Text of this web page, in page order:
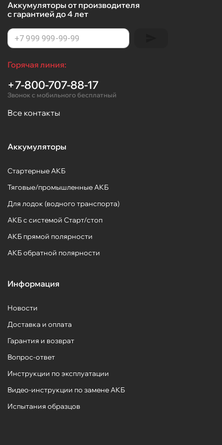
Аккумуляторы от производителя
с гарантией до 4 лет
Горячая линия:
+7-800-707-88-17
Звонок с мобильного бесплатный
Все контакты
Аккумуляторы
Стартерные АКБ
Тяговые/промышленные АКБ
Для лодок (водного транспорта)
АКБ с системой Старт/стоп
АКБ прямой полярности
АКБ обратной полярности
Информация
Новости
Доставка и оплата
Гарантия и возврат
Вопрос-ответ
Инструкции по эксплуатации
Видео-инструкции по замене АКБ
Испытания образцов